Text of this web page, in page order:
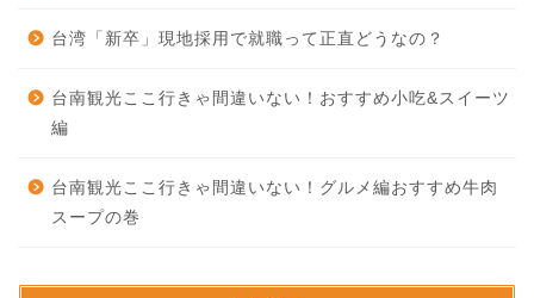
台湾「新卒」現地採用で就職って正直どうなの？
台南観光ここ行きゃ間違いない！おすすめ小吃&スイーツ
編
台南観光ここ行きゃ間違いない！グルメ編おすすめ牛肉
スープの巻